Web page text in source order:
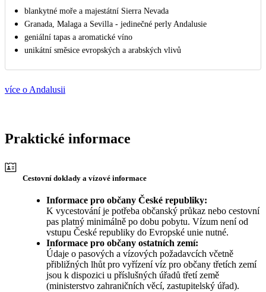
blankytné moře a majestátní Sierra Nevada
Granada, Malaga a Sevilla - jedinečné perly Andalusie
geniální tapas a aromatické víno
unikátní směsice evropských a arabských vlivů
více o Andalusii
Praktické informace
Cestovní doklady a vízové informace
Informace pro občany České republiky:
K vycestování je potřeba občanský průkaz nebo cestovní
pas platný minimálně po dobu pobytu. Vízum není od
vstupu České republiky do Evropské unie nutné.
Informace pro občany ostatních zemí:
Údaje o pasových a vízových požadavcích včetně
přibližných lhůt pro vyřízení víz pro občany třetích zemí
jsou k dispozici u příslušných úřadů třetí země
(ministerstvo zahraničních věcí, zastupitelský úřad).